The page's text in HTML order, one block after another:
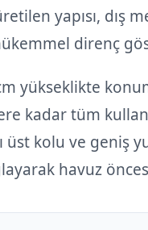
yapısı, dış
direnç
yükseklikte
kadar tüm
üst kolu ve geniş
havuz